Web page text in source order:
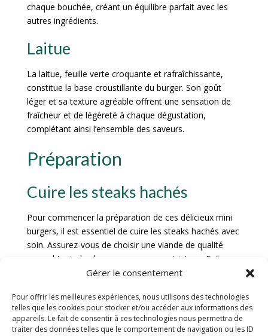
Gérer le consentement
Pour offrir les meilleures expériences, nous utilisons des technologies
telles que les cookies pour stocker et/ou accéder aux informations des
appareils. Le fait de consentir à ces technologies nous permettra de
traiter des données telles que le comportement de navigation ou les ID
chaque bouchée, créant un équilibre parfait avec les
autres ingrédients.
Laitue
La laitue, feuille verte croquante et rafraîchissante,
constitue la base croustillante du burger. Son goût
léger et sa texture agréable offrent une sensation de
fraîcheur et de légèreté à chaque dégustation,
complétant ainsi l’ensemble des saveurs.
Préparation
Cuire les steaks hachés
Pour commencer la préparation de ces délicieux mini
burgers, il est essentiel de cuire les steaks hachés avec
soin. Assurez-vous de choisir une viande de qualité
pour obtenir des burgers savoureux et juteux. Faites
chauffer une poêle à feu moyen et déposez les steaks
chaque côté jusqu’à ce qu’ils soient parfaitement grillés
à l’extérieur et tendres à l’intérieur. Veillez à ne pas trop
les cuire pour conserver toute leur saveur.